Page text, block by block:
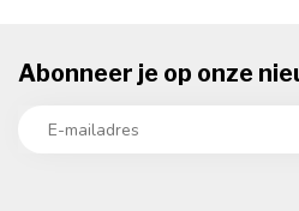
Abonneer je op onze